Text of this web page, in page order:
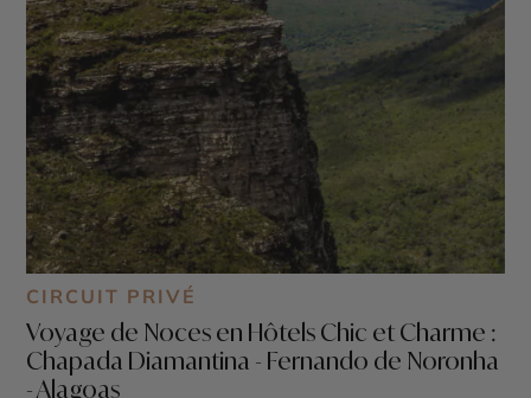
CIRCUIT PRIVÉ
Voyage de Noces en Hôtels Chic et Charme :
Chapada Diamantina - Fernando de Noronha
- Alagoas